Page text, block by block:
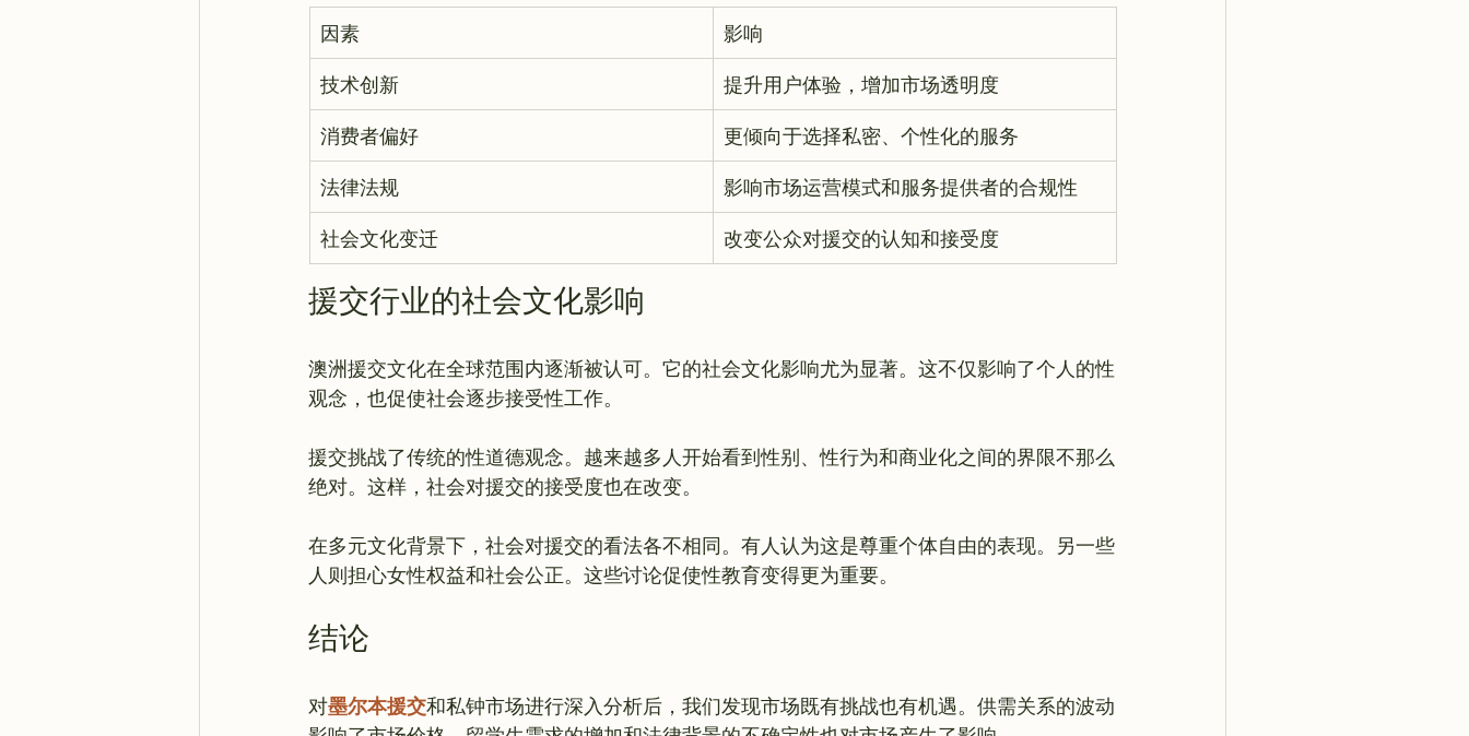
因素 影响
技术创新 提升用户体验，增加市场透明度
消费者偏好 更倾向于选择私密、个性化的服务
法律法规 影响市场运营模式和服务提供者的合规性
社会文化变迁 改变公众对援交的认知和接受度
援交行业的社会文化影响
澳洲援交文化在全球范围内逐渐被认可。它的社会文化影响尤为显著。这不仅影响了个人的性
观念，也促使社会逐步接受性工作。
援交挑战了传统的性道德观念。越来越多人开始看到性别、性行为和商业化之间的界限不那么
绝对。这样，社会对援交的接受度也在改变。
在多元文化背景下，社会对援交的看法各不相同。有人认为这是尊重个体自由的表现。另一些
结论
对墨尔本援交和私钟市场进行深入分析后，我们发现市场既有挑战也有机遇。供需关系的波动